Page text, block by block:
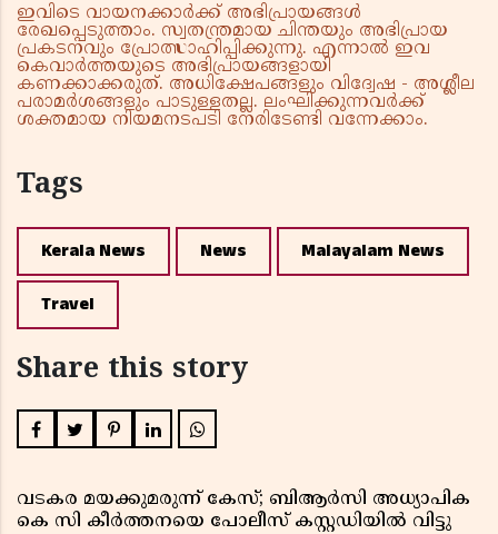
ഇവിടെ വായനക്കാർക്ക് അഭിപ്രായങ്ങൾ
രേഖപ്പെടുത്താം. സ്വതന്ത്രമായ ചിന്തയും അഭിപ്രായ
പ്രകടനവും പ്രോത്സാഹിപ്പിക്കുന്നു. എന്നാൽ ഇവ
കെവാർത്തയുടെ അഭിപ്രായങ്ങളായി
കണക്കാക്കരുത്. അധിക്ഷേപങ്ങളും വിദ്വേഷ - അശ്ലീല
പരാമർശങ്ങളും പാടുള്ളതല്ല. ലംഘിക്കുന്നവർക്ക്
ശക്തമായ നിയമനടപടി നേരിടേണ്ടി വന്നേക്കാം.
Tags
Kerala News News Malayalam News
Travel
Share this story
വടകര മയക്കുമരുന്ന് കേസ്; ബിആർസി അധ്യാപിക
കെ സി കീർത്തനയെ പോലീസ് കസ്റ്റഡിയിൽ വിട്ടു